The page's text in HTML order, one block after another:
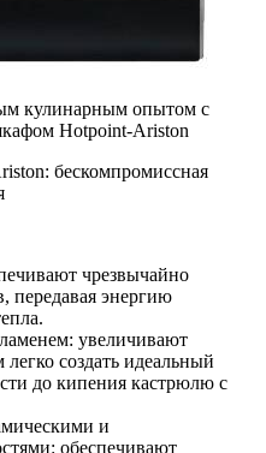
кулинарным опытом с
Hotpoint-Ariston
бескомпромиссная
чрезвычайно
передавая энергию
увеличивают
создать идеальный
до кипения кастрюлю с
и
обеспечивают